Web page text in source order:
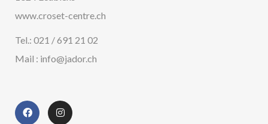
www.croset-centre.ch
Tel.: 021 / 691 21 02
Mail : info@jador.ch